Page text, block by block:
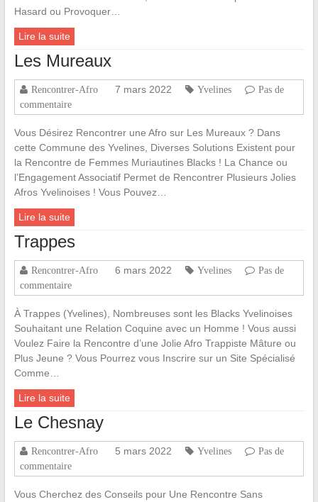
Hasard ou Provoquer…
Lire la suite
Les Mureaux
Rencontrer-Afro 7 mars 2022 Yvelines
Pas de
commentaire
Vous Désirez Rencontrer une Afro sur Les Mureaux ? Dans
cette Commune des Yvelines, Diverses Solutions Existent pour
la Rencontre de Femmes Muriautines Blacks ! La Chance ou
l’Engagement Associatif Permet de Rencontrer Plusieurs Jolies
Afros Yvelinoises ! Vous Pouvez…
Lire la suite
Trappes
Rencontrer-Afro 6 mars 2022 Yvelines
Pas de
commentaire
À Trappes (Yvelines), Nombreuses sont les Blacks Yvelinoises
Souhaitant une Relation Coquine avec un Homme ! Vous aussi
Voulez Faire la Rencontre d’une Jolie Afro Trappiste Mâture ou
Plus Jeune ? Vous Pourrez vous Inscrire sur un Site Spécialisé
Comme…
Lire la suite
Le Chesnay
Rencontrer-Afro 5 mars 2022 Yvelines
Pas de
commentaire
Vous Cherchez des Conseils pour Une Rencontre Sans